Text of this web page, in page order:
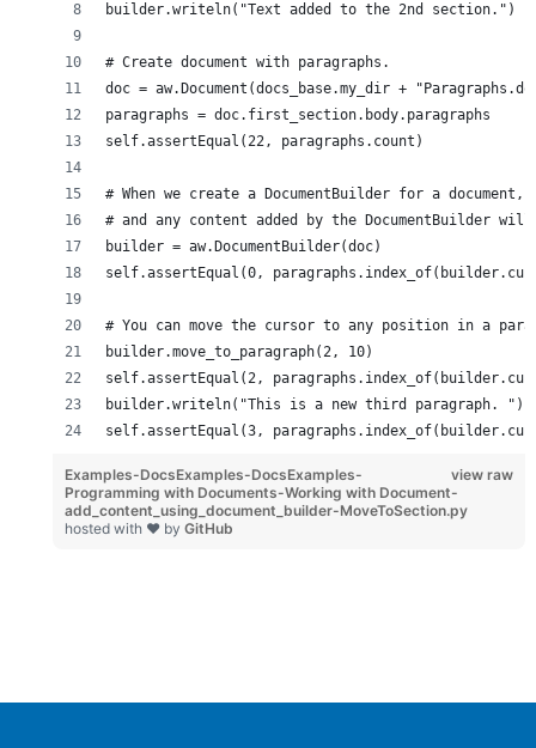
builder.writeln("Text added to the 2nd section.")
# Create document with paragraphs.
doc = aw.Document(docs_base.my_dir +
paragraphs = doc.first_section.body.paragraphs
self.assertEqual(22, paragraphs.count)
# When we create a DocumentBuilder for a
# and any content added by the DocumentBuilder
builder = aw.DocumentBuilder(doc)
self.assertEqual(0,
# You can move the cursor to any position in a
builder.move_to_paragraph(2, 10)
self.assertEqual(2,
builder.writeln("This is a new third paragraph. ")
self.assertEqual(3,
view raw
Examples-DocsExamples-DocsExamples-
Programming with Documents-Working with Document-
add_content_using_document_builder-MoveToSection.py
hosted with ❤ by GitHub